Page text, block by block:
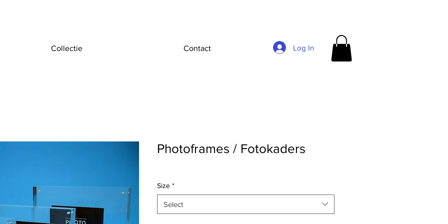
Collectie Contact Log In
Photoframes / Fotokaders
Size *
Select